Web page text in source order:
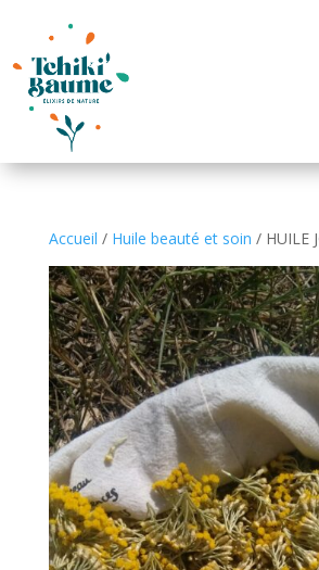
Accueil / Huile beauté et soin / HUILE